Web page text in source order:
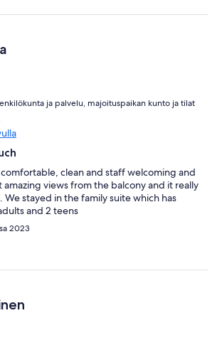
ja palvelu, majoituspaikan kunto ja tilat
clean and staff welcoming and
views from the balcony and it really
We stayed in the family suite which has
and 2 teens
2023